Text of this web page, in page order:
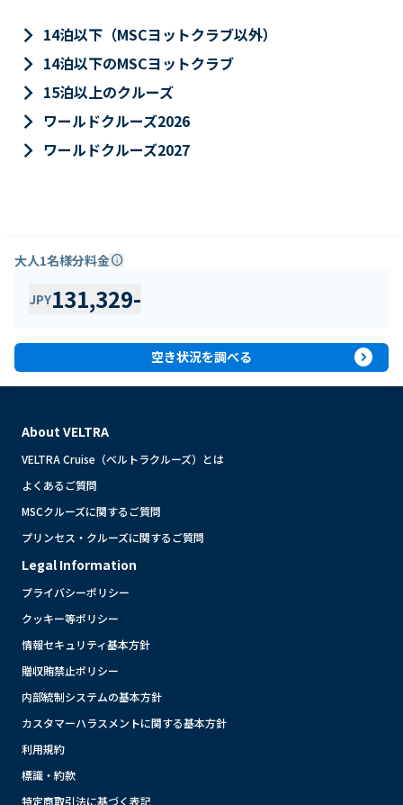
keyboard_arrow_right 14泊以下（MSCヨットクラブ以外）
keyboard_arrow_right 14泊以下のMSCヨットクラブ
keyboard_arrow_right 15泊以上のクルーズ
keyboard_arrow_right ワールドクルーズ2026
keyboard_arrow_right ワールドクルーズ2027
大人1名様分料金info
JPY131,329-
空き状況を調べる expand_circle_right
About VELTRA
VELTRA Cruise（ベルトラクルーズ）とは
よくあるご質問
MSCクルーズに関するご質問
プリンセス・クルーズに関するご質問
Legal Information
プライバシーポリシー
クッキー等ポリシー
情報セキュリティ基本方針
贈収賄禁止ポリシー
内部統制システムの基本方針
カスタマーハラスメントに関する基本方針
利用規約
標識・約款
特定商取引法に基づく表記